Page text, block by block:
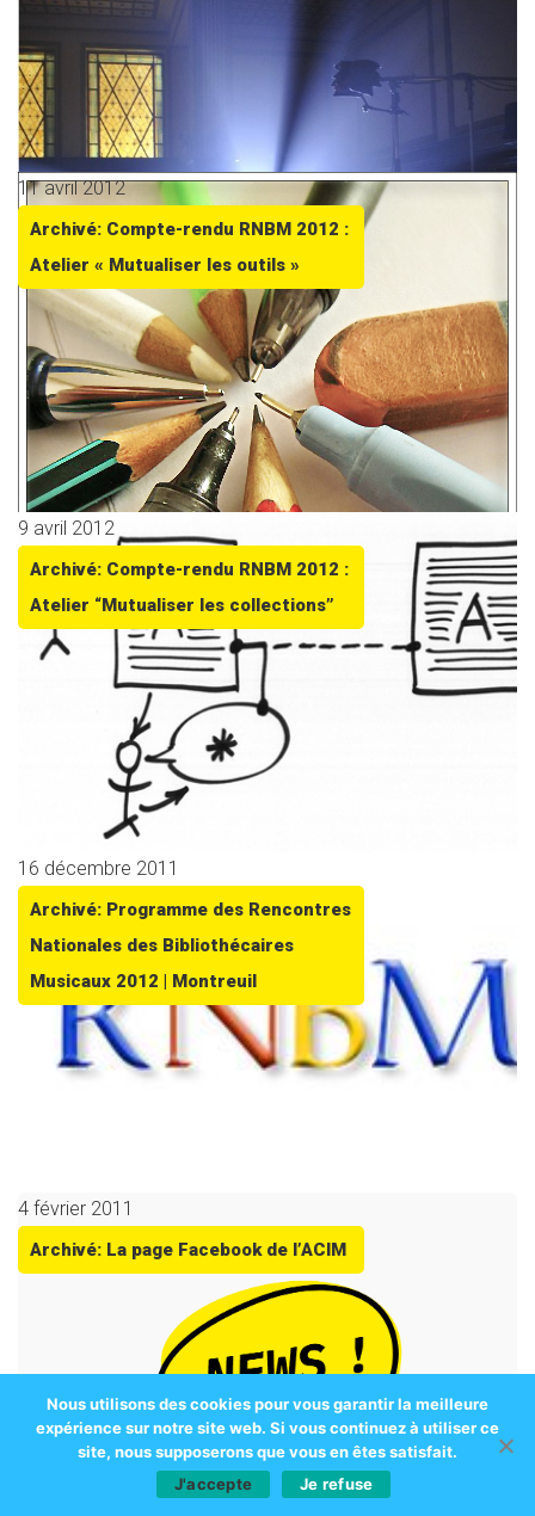
11 avril 2012
Archivé: Compte-rendu RNBM 2012 :
Atelier « Mutualiser les outils »
9 avril 2012
Archivé: Compte-rendu RNBM 2012 :
Atelier “Mutualiser les collections”
16 décembre 2011
Archivé: Programme des Rencontres
Nationales des Bibliothécaires
Musicaux 2012 | Montreuil
4 février 2011
Archivé: La page Facebook de l’ACIM
Nous utilisons des cookies pour vous garantir la meilleure
expérience sur notre site web. Si vous continuez à utiliser ce
site, nous supposerons que vous en êtes satisfait.
J'accepte
Je refuse